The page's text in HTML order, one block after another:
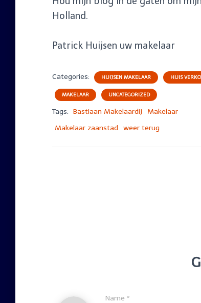
Holland.
Patrick Huijsen uw makelaar
Categories: HUIJSEN MAKELAAR HUIS
MAKELAAR UNCATEGORIZED
Tags: Bastiaan Makelaardij
Makelaar
Makelaar zaanstad
weer terug
Name *